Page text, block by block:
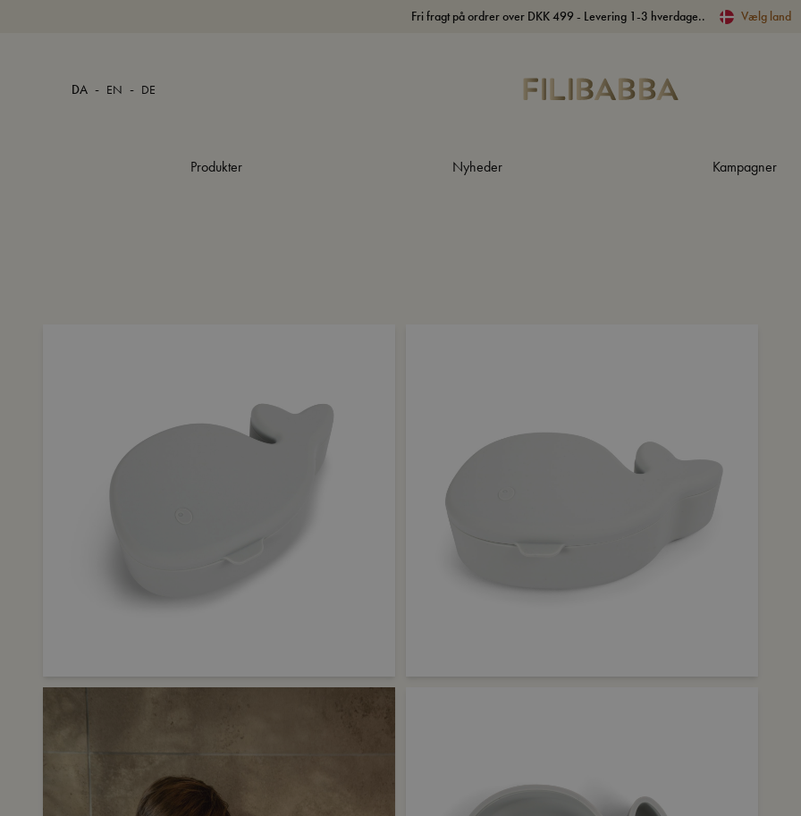
Fri fragt på ordrer over DKK 499 - Levering 1-3 hverdage.. Vælg land
DA - EN - DE
Produkter Nyheder Kampagner